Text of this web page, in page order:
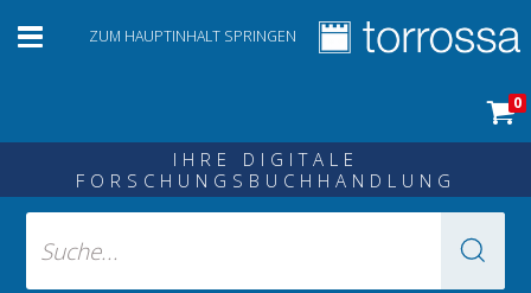
ZUM HAUPTINHALT SPRINGEN
0
IHRE DIGITALE
FORSCHUNGSBUCHHANDLUNG